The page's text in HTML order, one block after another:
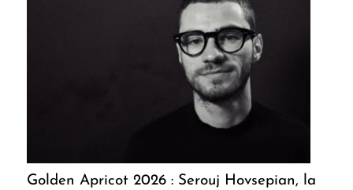
Golden Apricot 2026 : Serouj Hovsepian, la